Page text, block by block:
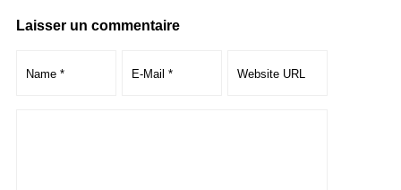
Laisser un commentaire